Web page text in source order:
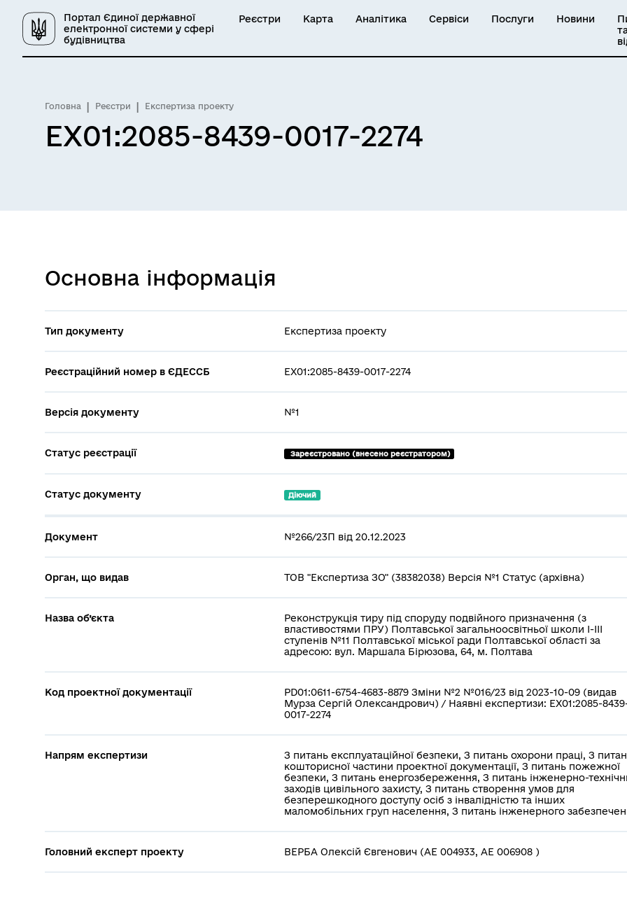
Портал Єдиної державної
електронної системи у сфері
будівництва
Реєстри Карта Аналітика Сервіси Послуги Новини
Головна Реєстри Експертиза проекту
EX01:2085-8439-0017-2274
Основна інформація
Тип документу Експертиза проекту
Реєстраційний номер в ЄДЕССБ EX01:2085-8439-0017-2274
Версія документу №1
Статус реєстрації Зареєстровано (внесено реєстратором)
Статус документу Діючий
Документ №266/23П від 20.12.2023
Орган, що видав ТОВ "Експертиза ЗО" (38382038) Версія №1 Статус (архівна)
Назва об’єкта
Реконструкція тиру під споруду подвійного призначення (з
властивостями ПРУ) Полтавської загальноосвітньої школи І-ІІІ
ступенів №11 Полтавської міської ради Полтавської області за
адресою: вул. Маршала Бірюзова, 64, м. Полтава
Код проектної документації
PD01:0611-6754-4683-8879 Зміни №2 №016/23 від 2023-10-09 (видав
Мурза Сергій Олександрович) / Наявні експертизи: EX01:2085-
0017-2274
Напрям експертизи
З питань експлуатаційної безпеки, З питань охорони праці, З
кошторисної частини проектної документації, З питань пожежної
безпеки, З питань енергозбереження, З питань інженерно-
заходів цивільного захисту, З питань створення умов для
безперешкодного доступу осіб з інвалідністю та інших
маломобільних груп населення, З питань інженерного
Головний експерт проекту ВЕРБА Олексій Євгенович (АЕ 004933, АЕ 006908 )